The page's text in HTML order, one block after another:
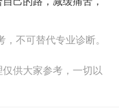
不可替代专业诊断。
供大家参考，一切以